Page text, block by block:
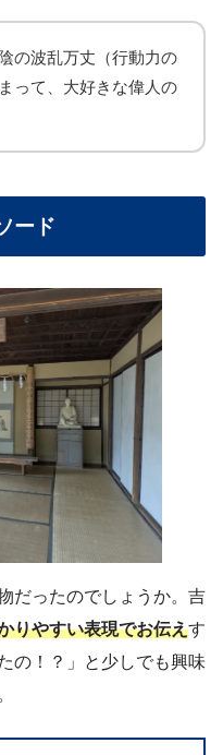
の波乱万丈（行動力の
って、大好きな偉人の
ード
だったのでしょうか。吉
りやすい表現でお伝えす
の！？」と少しでも興味